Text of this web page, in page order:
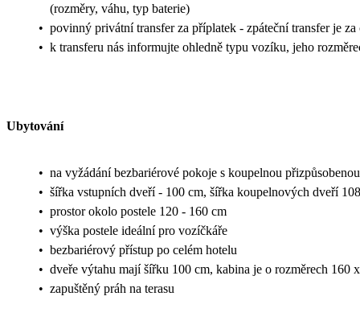
(rozměry, váhu, typ baterie)
• povinný privátní transfer za příplatek - zpáteční transfer je
• k transferu nás informujte ohledně typu vozíku, jeho
Ubytování
• na vyžádání bezbariérové pokoje s koupelnou
• šířka vstupních dveří - 100 cm, šířka koupelnových dveří
• prostor okolo postele 120 - 160 cm
• výška postele ideální pro vozíčkáře
• bezbariérový přístup po celém hotelu
• dveře výtahu mají šířku 100 cm, kabina je o rozměrech 160
• zapuštěný práh na terasu